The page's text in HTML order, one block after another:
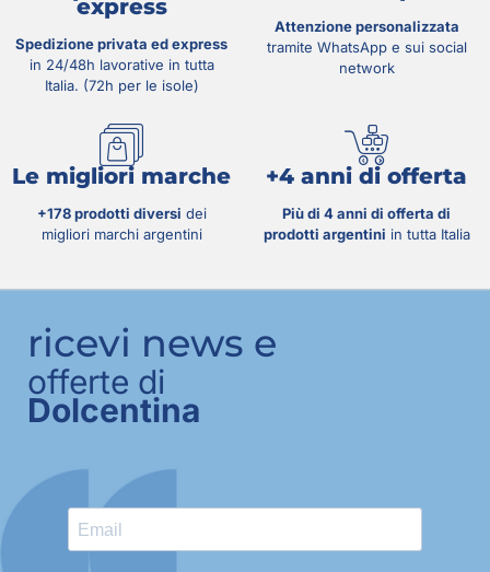
express
Spedizione privata ed express
in 24/48h lavorative in tutta
Italia. (72h per le isole)
Attenzione personalizzata
tramite WhatsApp e sui social
network
Le migliori marche
+178 prodotti diversi dei
migliori marchi argentini
+4 anni di offerta
Più di 4 anni di offerta di
prodotti argentini in tutta Italia
ricevi news e
offerte di
Dolcentina